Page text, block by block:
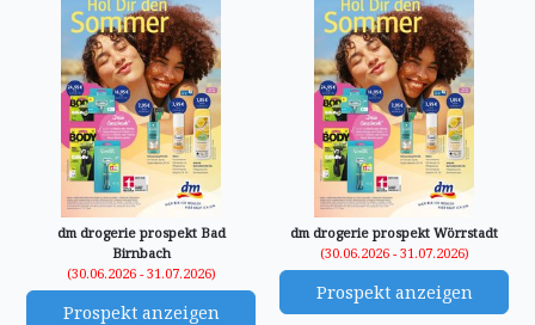
dm drogerie prospekt Bad
Birnbach
(30.06.2026 - 31.07.2026)
Prospekt anzeigen
dm drogerie prospekt Wörrstadt
(30.06.2026 - 31.07.2026)
Prospekt anzeigen